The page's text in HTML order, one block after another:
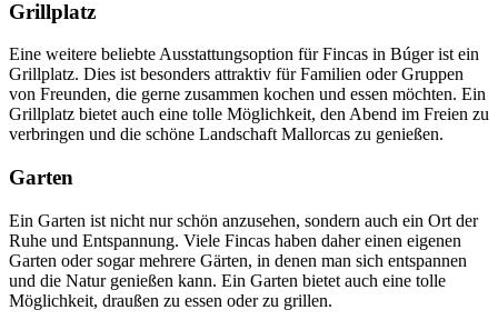
Grillplatz
Eine weitere beliebte Ausstattungsoption für Fincas in Búger ist ein
Grillplatz. Dies ist besonders attraktiv für Familien oder Gruppen
von Freunden, die gerne zusammen kochen und essen möchten. Ein
Grillplatz bietet auch eine tolle Möglichkeit, den Abend im Freien zu
verbringen und die schöne Landschaft Mallorcas zu genießen.
Garten
Ein Garten ist nicht nur schön anzusehen, sondern auch ein Ort der
Ruhe und Entspannung. Viele Fincas haben daher einen eigenen
Garten oder sogar mehrere Gärten, in denen man sich entspannen
und die Natur genießen kann. Ein Garten bietet auch eine tolle
Möglichkeit, draußen zu essen oder zu grillen.